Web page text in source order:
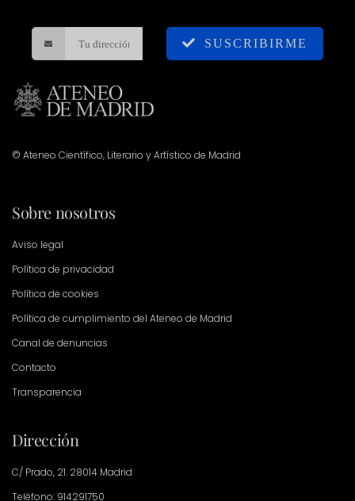
SUSCRIBIRME
© Ateneo Científico, Literario y Artístico de Madrid
Sobre nosotros
Aviso legal
Política de privacidad
Política de cookies
Política de cumplimiento del Ateneo de Madrid
Canal de denuncias
Contacto
Transparencia
Dirección
C/ Prado, 21. 28014 Madrid
Teléfono: 914291750